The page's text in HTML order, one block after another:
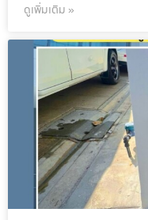
ดูเพิ่มเติม »